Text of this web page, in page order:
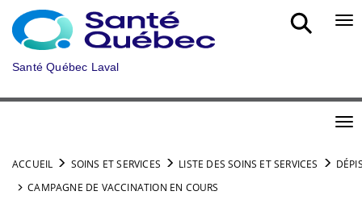
Aller au menu principal
Santé Québec Laval
ACCUEIL SOINS ET SERVICES LISTE DES SOINS ET SERVICES
CAMPAGNE DE VACCINATION EN COURS